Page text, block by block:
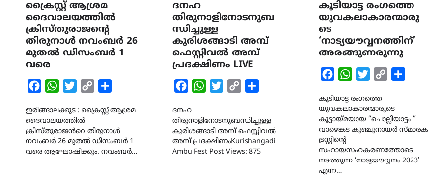
ക്രൈസ്റ്റ് ആശ്രമ
ദൈവാലയത്തിൽ
ക്രിസ്തുരാജന്റെ
തിരുനാൾ നവംബർ 26
മുതൽ ഡിസംബർ 1
വരെ
FacebookWhatsAppTwitterCopy
ഇരിങ്ങാലക്കുട : ക്രൈസ്റ്റ് ആശ്രമ
ദൈവാലയത്തിൽ
ക്രിസ്‌തുരാജൻറെ തിരുനാൾ
നവംബർ 26 മുതൽ ഡിസംബർ 1
വരെ ആഘോഷിക്കും. നവംബർ…
ദനഹ
തിരുനാളിനോടനുബ
ന്ധിച്ചുള്ള
കുരിശങ്ങാടി അമ്പ്
ഫെസ്റ്റിവൽ അമ്പ്
പ്രദക്ഷിണം LIVE
FacebookWhatsAppTwitterCopy
ദനഹ
തിരുനാളിനോടനുബന്ധിച്ചുള്ള
കുരിശങ്ങാടി അമ്പ് ഫെസ്റ്റിവൽ
അമ്പ് പ്രദക്ഷിണംKurishangadi
Ambu Fest Post Views: 875
കൂടിയാട്ട രംഗത്തെ
യുവകലാകാരന്മാരു
ടെ
‘നാട്യയൗവ്വനത്തിന്’
അരങ്ങുണരുന്നു
FacebookWhatsAppTwitterCopy
കൂടിയാട്ട രംഗത്തെ
യുവകലാകാരന്മാരുടെ
കൂട്ടായ്മയായ “ചൊല്ലിയാട്ടം ”
വാഴെങ്കട കുഞ്ചുനായർ സ്മാരക
ട്രസ്റ്റിന്റെ
സഹായസഹകരണത്തോടെ
നടത്തുന്ന ‘നാട്യയൗവ്വനം 2023’
എന്ന…